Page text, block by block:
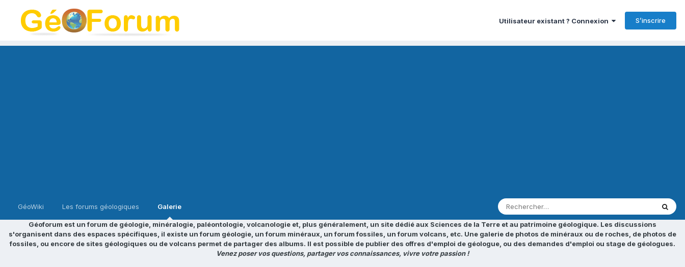
Utilisateur existant ? Connexion S’inscrire
GéoWiki Les forums géologiques Galerie
Géoforum est un forum de géologie, minéralogie, paléontologie, volcanologie et, plus généralement, un site dédié aux Sciences de la Terre et au patrimoine géologique. Les discussions
s'organisent dans des espaces spécifiques, il existe un forum géologie, un forum minéraux, un forum fossiles, un forum volcans, etc. Une galerie de photos de minéraux ou de roches, de photos de
fossiles, ou encore de sites géologiques ou de volcans permet de partager des albums. Il est possible de publier des offres d'emploi de géologue, ou des demandes d'emploi ou stage de géologues.
Venez poser vos questions, partager vos connaissances, vivre votre passion !